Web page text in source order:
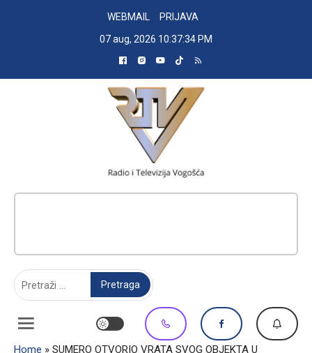
WEBMAIL
PRIJAVA
07 aug, 2026 10:37:35 PM
Home » SUMERO OTVORIO VRATA SVOG OBJEKTA U